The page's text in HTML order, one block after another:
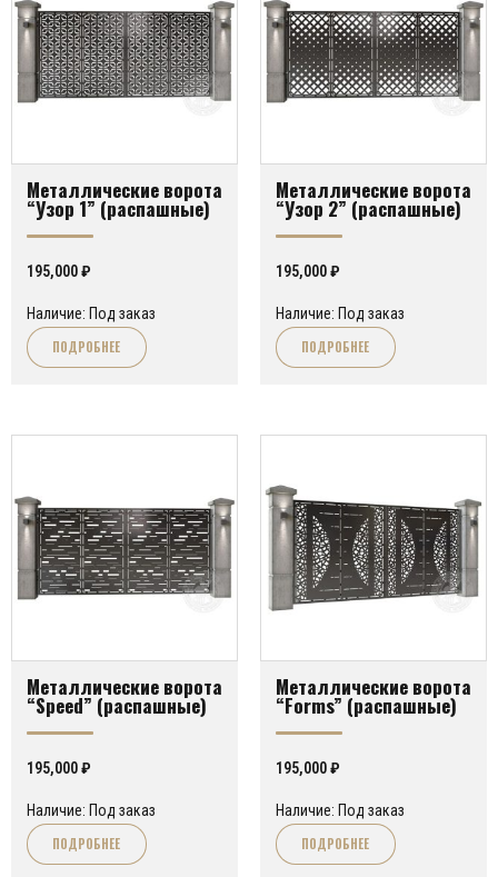
Металлические ворота
“Узор 1” (распашные)
195,000₽
Наличие: Под заказ
ПОДРОБНЕЕ
Металлические ворота
“Узор 2” (распашные)
195,000₽
Наличие: Под заказ
ПОДРОБНЕЕ
Металлические ворота
“Speed” (распашные)
195,000₽
Наличие: Под заказ
ПОДРОБНЕЕ
Металлические ворота
“Forms” (распашные)
195,000₽
Наличие: Под заказ
ПОДРОБНЕЕ